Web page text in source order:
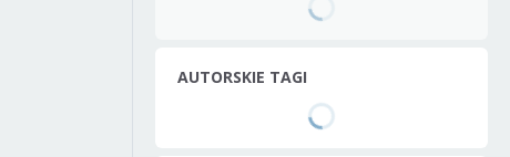
AUTORSKIE TAGI